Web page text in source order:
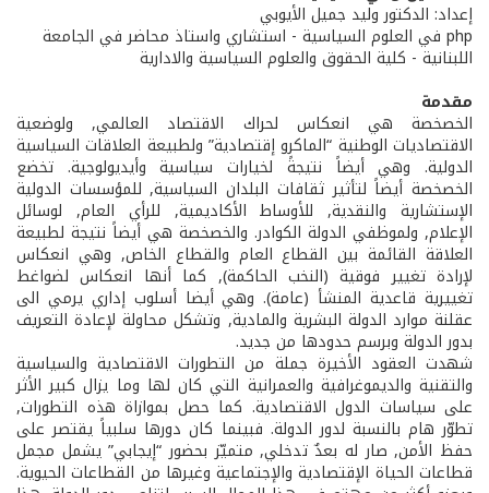
إعداد: الدكتور وليد جميل الأيوبي
php في العلوم السياسية - استشاري واستاذ محاضر في الجامعة
اللبنانية - كلية الحقوق والعلوم السياسية والادارية
مقدمة
الخصخصة هي انعكاس لحراك الاقتصاد العالمي, ولوضعية
الاقتصاديات الوطنية “الماكرو إقتصادية” ولطبيعة العلاقات السياسية
الدولية. وهي أيضاً نتيجةً لخيارات سياسية وأيديولوجية. تخضع
الخصخصة أيضاً لتأثير ثقافات البلدان السياسية, للمؤسسات الدولية
الإستشارية والنقدية, للأوساط الأكاديمية, للرأي العام, لوسائل
الإعلام, ولموظفي الدولة الكوادر. والخصخصة هي أيضاً نتيجة لطبيعة
العلاقة القائمة بين القطاع العام والقطاع الخاص, وهي انعكاس
لإرادة تغيير فوقية (النخب الحاكمة), كما أنها انعكاس لضواغط
تغييرية قاعدية المنشأ (عامة). وهي أيضا أسلوب إداري يرمي الى
عقلنة موارد الدولة البشرية والمادية, وتشكل محاولة لإعادة التعريف
بدور الدولة وبرسم حدودها من جديد.
شهدت العقود الأخيرة جملة من التطورات الاقتصادية والسياسية
والتقنية والديموغرافية والعمرانية التي كان لها وما يزال كبير الأثر
على سياسات الدول الاقتصادية. كما حصل بموازاة هذه التطورات,
تطوّر هام بالنسبة لدور الدولة. فبينما كان دورها سلبياً يقتصر على
حفظ الأمن, صار له بعدٌ تدخلي, متميّز بحضور “إيجابي” يشمل مجمل
قطاعات الحياة الإقتصادية والإجتماعية وغيرها من القطاعات الحيوية.